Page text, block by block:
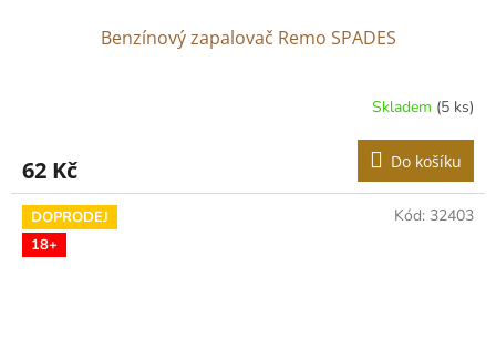
Benzínový zapalovač Remo SPADES
Skladem (5 ks)
62 Kč Do košíku
DOPRODEJ
18+
Kód: 32403